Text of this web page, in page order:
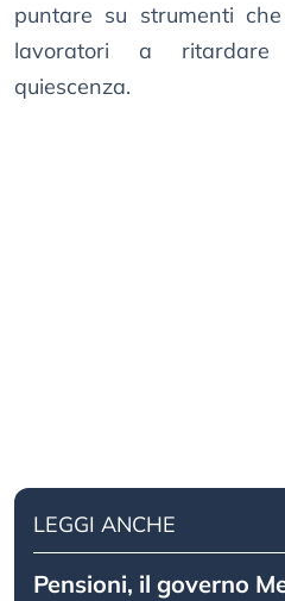
puntare su strumenti
lavoratori a
quiescenza.
LEGGI ANCHE
Pensioni, il governo